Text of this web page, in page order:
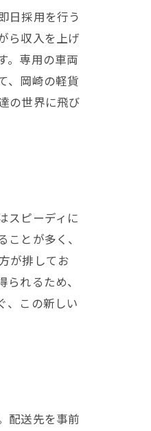
日採用を行う
ら収入を上げ
。専用の車両
、岡崎の軽貨
の世界に飛び
スピーディに
とが多く、
が排してお
れるため、
、この新しい
配送先を事前